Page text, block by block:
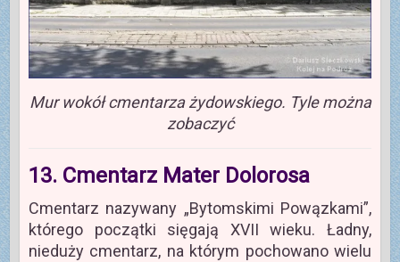
Mur wokół cmentarza żydowskiego. Tyle można
zobaczyć
13. Cmentarz Mater Dolorosa
Cmentarz nazywany „Bytomskimi Powązkami”,
którego początki sięgają XVII wieku. Ładny,
nieduży cmentarz, na którym pochowano wielu